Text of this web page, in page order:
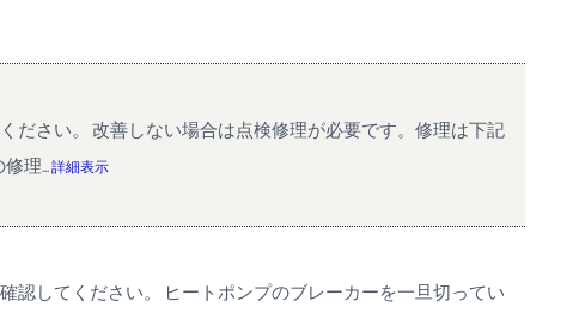
ださい。 改善しない場合は点検修理が必要です。修理は下記
理...詳細表示
認してください。 ヒートポンプのブレーカーを一旦切ってい